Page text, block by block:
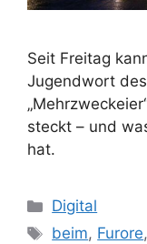
Seit Freitag
Jugendwort
steckt – und
hat.
Kategorien
Digital
Schlagwörter
beim, Furore